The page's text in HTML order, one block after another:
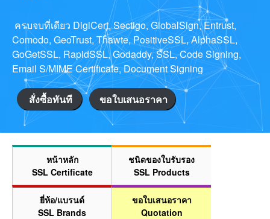
ครบจบที่เดียว DigiCert, Sectigo, GlobalSign, Entrust,
Comodo, GeoTrust, Thawte, PositiveSSL, AlphaSSL,
GoGetSSL, RapidSSL, Godaddy, SSL, Code Signing,
Email S/MIME Certificate, Document Signing
สั่งซื้อทันที ขอใบเสนอราคา
หน้าหลัก
SSL Certificate
ชนิดของใบรับรอง
SSL Products
ยี่ห้อ/แบรนด์
SSL Brands
ขอใบเสนอราคา
Quotation